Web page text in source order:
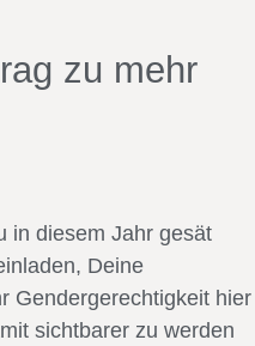
zu mehr
in diesem Jahr gesät
Deine
Gendergerechtigkeit hier
sichtbarer zu werden